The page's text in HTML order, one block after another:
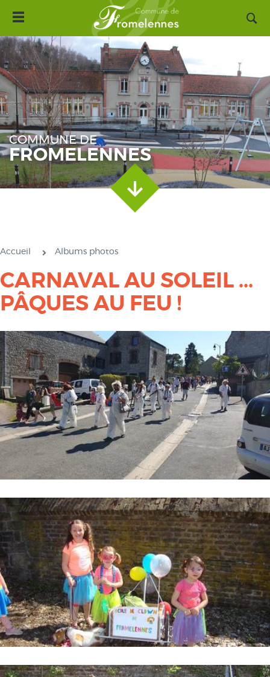
Aller
contenu
principal
Toggle
navigation
COMMUNE DE
FROMELENNES
Accueil Albums photos
CARNAVAL AU SOLEIL ...
PÂQUES AU FEU !